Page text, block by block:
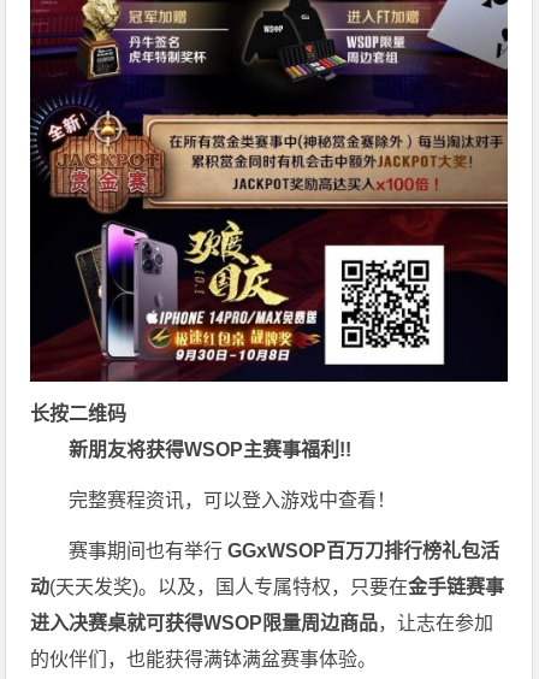
长按二维码
新朋友将获得WSOP主赛事福利!!
完整赛程资讯，可以登入游戏中查看！
赛事期间也有举行 GGxWSOP百万刀排行榜礼包活
动(天天发奖)。以及，国人专属特权，只要在金手链赛事
进入决赛桌就可获得WSOP限量周边商品，让志在参加
的伙伴们，也能获得满钵满盆赛事体验。